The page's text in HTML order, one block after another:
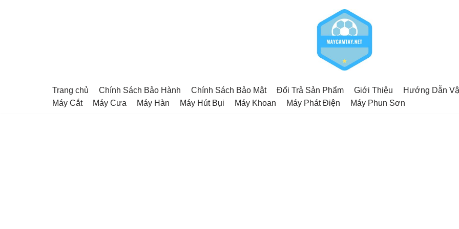
Trang chủ Chính Sách Bảo Hành Chính Sách Bảo Mật Đổi Trả Sản Phẩm Giới Thiệu Hướng Dẫn
Máy Cắt
Máy Cưa Máy Hàn Máy Hút Bụi Máy Khoan Máy Phát Điện Máy Phun Sơn